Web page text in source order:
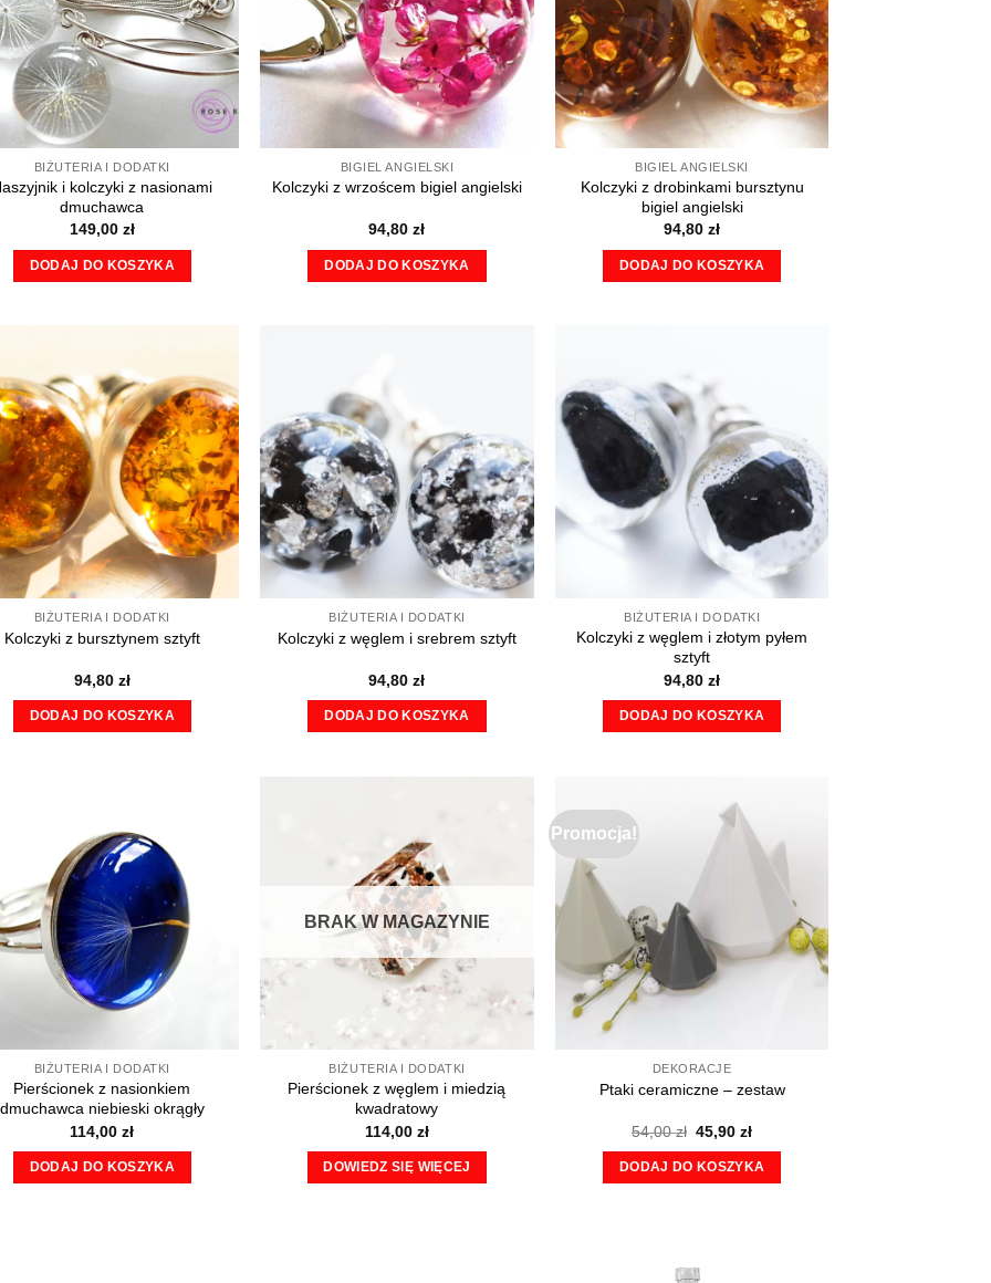
BIŻUTERIA I DODATKI
i kolczyki z nasionami
dmuchawca
149,00 zł
DODAJ DO KOSZYKA
BIGIEL ANGIELSKI
Kolczyki z wrzoścem bigiel angielski
94,80zł
DODAJ DO KOSZYKA
BIGIEL ANGIELSKI
Kolczyki z drobinkami bursztynu
bigiel angielski
94,80zł
DODAJ DO KOSZYKA
BIŻUTERIA I DODATKI
Kolczyki z bursztynem sztyft
94,80 zł
DODAJ DO KOSZYKA
BIŻUTERIA I DODATKI
Kolczyki z węglem i srebrem sztyft
94,80zł
DODAJ DO KOSZYKA
BIŻUTERIA I DODATKI
Kolczyki z węglem i złotym pyłem
sztyft
94,80zł
DODAJ DO KOSZYKA
BIŻUTERIA I DODATKI
Pierścionek z nasionkiem
dmuchawca niebieski okrągły
114,00zł
DODAJ DO KOSZYKA
BRAK W MAGAZYNIE
BIŻUTERIA I DODATKI
Pierścionek z węglem i miedzią
kwadratowy
114,00 zł
DOWIEDZ SIĘ WIĘCEJ
Promocja!
DEKORACJE
Ptaki ceramiczne – zestaw
54,00zł Pierwotna
cena
wynosiła:
54,00 zł.
45,90złAktualna
wynosi:
45,90 zł.
DODAJ DO KOSZYKA